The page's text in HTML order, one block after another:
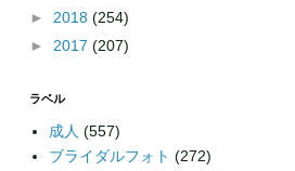
► 2018 (254)
► 2017 (207)
ラベル
成人 (557)
ブライダルフォト (272)